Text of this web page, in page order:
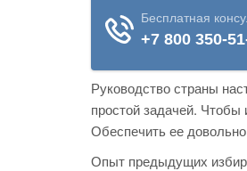
Руководство страны
простой задачей.
Обеспечить ее
Опыт предыдущих